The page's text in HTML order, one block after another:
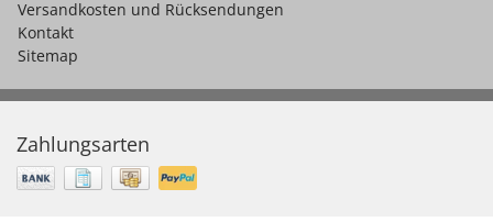
Versandkosten und Rücksendungen
Kontakt
Sitemap
Zahlungsarten